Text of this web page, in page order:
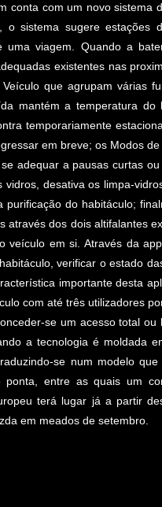
conta com um novo sistema
o sistema sugere estações
viagem. Quando a
existentes nas
que agrupam várias
mantém a temperatura do
temporariamente
em breve; os Modos
adequar a pausas curtas
desativa os limpa-
do habitáculo;
dos dois altifalantes
em si. Através da
verificar o estado
importante desta
com até três utilizadores
se um acesso total
a tecnologia é moldada
se num modelo
entre as quais um
terá lugar já a partir
em meados de setembro.